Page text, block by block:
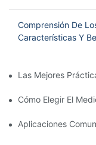
Comprensión De
Características Y
Las Mejores
Cómo Elegir El
Aplicaciones